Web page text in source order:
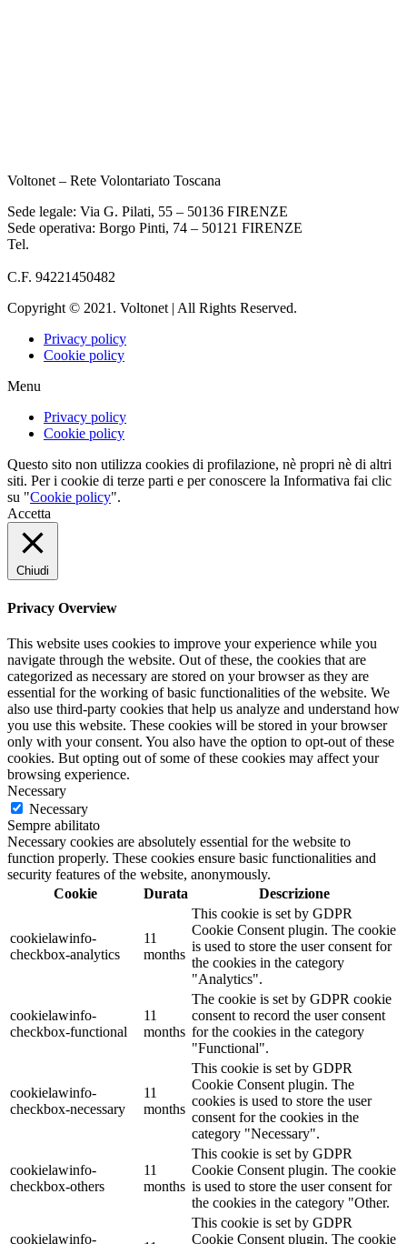
Voltonet – Rete Volontariato Toscana
Sede legale: Via G. Pilati, 55 – 50136 FIRENZE
Sede operativa: Borgo Pinti, 74 – 50121 FIRENZE
Tel.
C.F. 94221450482
Copyright © 2021. Voltonet | All Rights Reserved.
Privacy policy
Cookie policy
Menu
Privacy policy
Cookie policy
Questo sito non utilizza cookies di profilazione, nè propri nè di altri
siti. Per i cookie di terze parti e per conoscere la Informativa fai clic
su "Cookie policy".
Accetta
Chiudi
Privacy Overview
This website uses cookies to improve your experience while you
navigate through the website. Out of these, the cookies that are
categorized as necessary are stored on your browser as they are
essential for the working of basic functionalities of the website. We
also use third-party cookies that help us analyze and understand how
you use this website. These cookies will be stored in your browser
only with your consent. You also have the option to opt-out of these
cookies. But opting out of some of these cookies may affect your
browsing experience.
Necessary
Necessary
Sempre abilitato
Necessary cookies are absolutely essential for the website to
function properly. These cookies ensure basic functionalities and
security features of the website, anonymously.
Cookie
Durata Descrizione
cookielawinfo-
checkbox-analytics
11
months
This cookie is set by GDPR
Cookie Consent plugin. The cookie
is used to store the user consent for
the cookies in the category
"Analytics".
cookielawinfo-
checkbox-functional
11
months
The cookie is set by GDPR cookie
consent to record the user consent
for the cookies in the category
"Functional".
cookielawinfo-
checkbox-necessary
11
months
This cookie is set by GDPR
Cookie Consent plugin. The
cookies is used to store the user
consent for the cookies in the
category "Necessary".
cookielawinfo-
checkbox-others
11
months
This cookie is set by GDPR
Cookie Consent plugin. The cookie
is used to store the user consent for
the cookies in the category "Other.
cookielawinfo-
This cookie is set by GDPR
Cookie Consent plugin. The cookie